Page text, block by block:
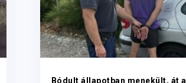
Bódult állapotban menekült, át a